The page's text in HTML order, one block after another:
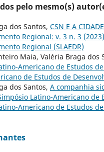
pelo mesmo(s)
dos Santos, CSN E A
Regional: v. 3 n. 3
Regional (SLAEDR)
Maia, Valéria Braga dos
Americano de Estudos
de Estudos de
dos Santos, A companhia
Latino-Americano de
Americano de Estudos